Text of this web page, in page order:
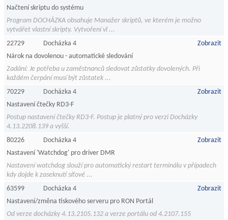
Načtení skriptu do systému
Program DOCHÁZKA obsahuje Manažer skriptů, ve kterém je možno
vytvářet vlastní skripty. Vytvoření vl ...
22729
Docházka 4
Zobrazit
Nárok na dovolenou - automatické sledování
Zadání: Je potřeba u zaměstnanců sledovat zůstatky dovolených. Při
každém čerpání musí být zůstatek ...
70229
Docházka 4
Zobrazit
Nastavení čtečky RD3-F
Postup nastavení čtečky RD3-F. Postup je platný pro verzi Docházky
4.13.2208.139 a vyšší.
80226
Docházka 4
Zobrazit
Nastavení 'Watchdog' pro driver DMR
Nastavení watchdog slouží pro automatický restart terminálu v případech
kdy dojde k zaseknutí síťové ...
63599
Docházka 4
Zobrazit
Nastavení/změna tiskového serveru pro RON Portál
Od verze docházky 4.13.2105.132 a verze portálu od 4.2107.155